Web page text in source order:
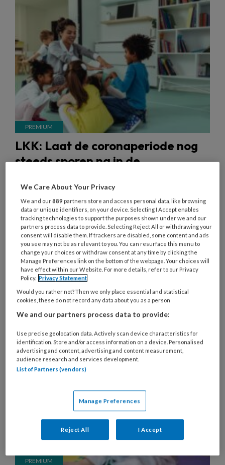
LKK: Laat de coronaperiode nog
steeds sporen na in de
kwaliteit in de kinderopvang. Toch laat het meest
recente rapport van de Landelijke
Kwaliteitsmonitor Kinderopvang (LKK) ook een
andere ontwikkeling zien. Op een paar belangrijke
onderdelen neemt de kwaliteit nu weer af.
We Care About Your Privacy
We and our889 partners store and access personal data, like browsing
data or unique identifiers, on your device. Selecting I Accept enables
tracking technologies to support the purposes shown under we and our
partners process data to provide. Selecting Reject All or withdrawing your
consent will disable them. If trackers are disabled, some content and ads
you see may not be as relevant to you. You can resurface this menu to
change your choices or withdraw consent at any time by clicking the
Manage Preferences link on the bottom of the webpage. Your choices will
have effect within our Website. For more details, refer to our Privacy
Policy. Privacy Statement
Would you rather not? Then we only place essential and statistical
cookies, these do not record any data about you as a person
We and our partners process data to provide:
Use precise geolocation data. Actively scan device characteristics for
identification. Store and/or access information on a device. Personalised
advertising and content, advertising and content measurement,
audience research and services development.
List of Partners (vendors)
Manage Preferences
Reject All I Accept